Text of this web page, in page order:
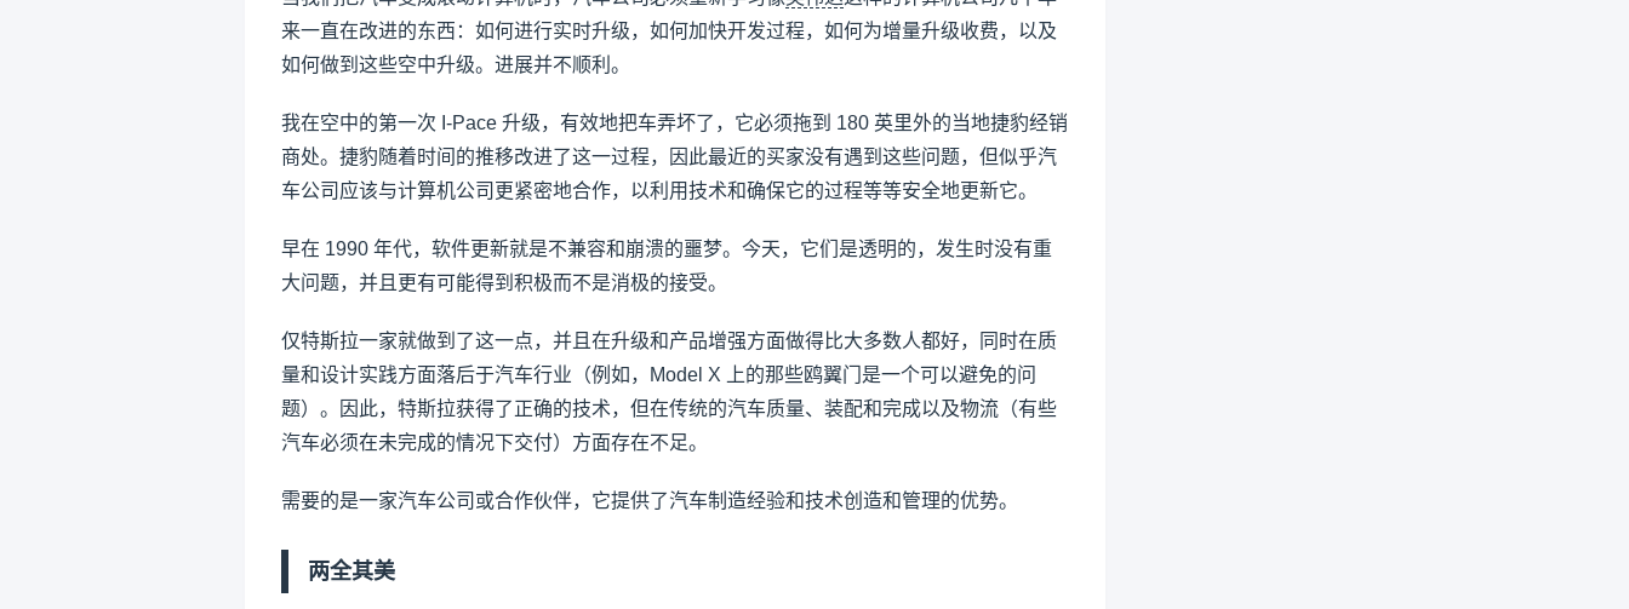
来一直在改进的东西：如何进行实时升级，如何加快开发过程，如何为增量升级收费，以及
如何做到这些空中升级。进展并不顺利。
我在空中的第一次 I-Pace 升级，有效地把车弄坏了，它必须拖到 180 英里外的当地捷豹经销
商处。捷豹随着时间的推移改进了这一过程，因此最近的买家没有遇到这些问题，但似乎汽
车公司应该与计算机公司更紧密地合作，以利用技术和确保它的过程等等安全地更新它。
早在 1990 年代，软件更新就是不兼容和崩溃的噩梦。今天，它们是透明的，发生时没有重
大问题，并且更有可能得到积极而不是消极的接受。
仅特斯拉一家就做到了这一点，并且在升级和产品增强方面做得比大多数人都好，同时在质
量和设计实践方面落后于汽车行业（例如，Model X 上的那些鸥翼门是一个可以避免的问
题）。因此，特斯拉获得了正确的技术，但在传统的汽车质量、装配和完成以及物流（有些
汽车必须在未完成的情况下交付）方面存在不足。
需要的是一家汽车公司或合作伙伴，它提供了汽车制造经验和技术创造和管理的优势。
两全其美